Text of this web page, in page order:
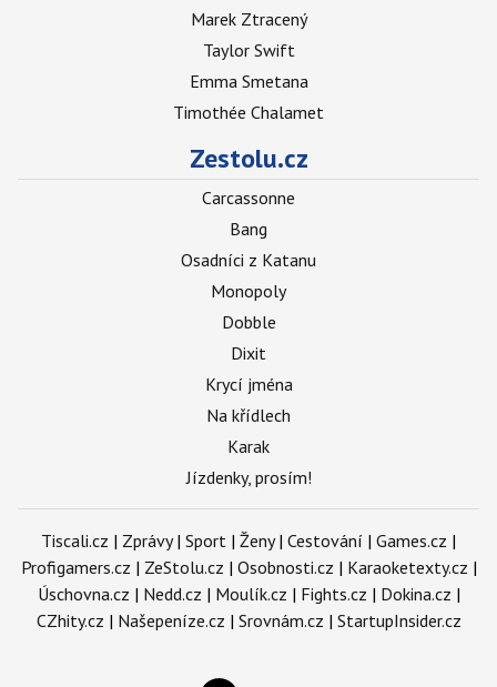
Marek Ztracený
Taylor Swift
Emma Smetana
Timothée Chalamet
Zestolu.cz
Carcassonne
Bang
Osadníci z Katanu
Monopoly
Dobble
Dixit
Krycí jména
Na křídlech
Karak
Jízdenky, prosím!
Tiscali.cz | Zprávy| Sport | Ženy| Cestování | Games.cz |
Profigamers.cz | ZeStolu.cz | Osobnosti.cz | Karaoketexty.cz |
Úschovna.cz | Nedd.cz | Moulík.cz | Fights.cz | Dokina.cz |
CZhity.cz | Našepeníze.cz | Srovnám.cz | StartupInsider.cz